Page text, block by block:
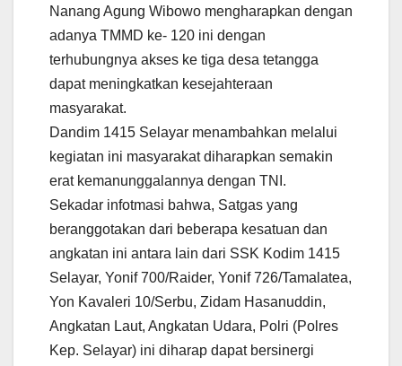
Nanang Agung Wibowo mengharapkan dengan
adanya TMMD ke- 120 ini dengan
terhubungnya akses ke tiga desa tetangga
dapat meningkatkan kesejahteraan
masyarakat.
Dandim 1415 Selayar menambahkan melalui
kegiatan ini masyarakat diharapkan semakin
erat kemanunggalannya dengan TNI.
Sekadar infotmasi bahwa, Satgas yang
beranggotakan dari beberapa kesatuan dan
angkatan ini antara lain dari SSK Kodim 1415
Selayar, Yonif 700/Raider, Yonif 726/Tamalatea,
Yon Kavaleri 10/Serbu, Zidam Hasanuddin,
Angkatan Laut, Angkatan Udara, Polri (Polres
Kep. Selayar) ini diharap dapat bersinergi